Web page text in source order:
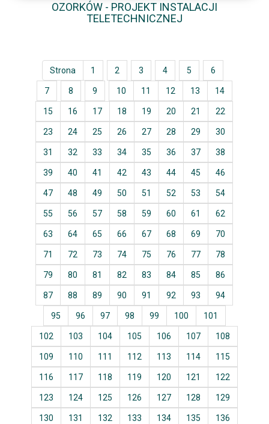
OZORKÓW - PROJEKT INSTALACJI
TELETECHNICZNEJ
Strona 1 2 3 4 5 6
7 8 9 10 11 12 13 14
15 16 17 18 19 20 21 22
23 24 25 26 27 28 29 30
31 32 33 34 35 36 37 38
39 40 41 42 43 44 45 46
47 48 49 50 51 52 53 54
55 56 57 58 59 60 61 62
63 64 65 66 67 68 69 70
71 72 73 74 75 76 77 78
79 80 81 82 83 84 85 86
87 88 89 90 91 92 93 94
95 96 97 98 99 100 101
102 103 104 105 106 107 108
109 110 111 112 113 114 115
116 117 118 119 120 121 122
123 124 125 126 127 128 129
130 131 132 133 134 135 136